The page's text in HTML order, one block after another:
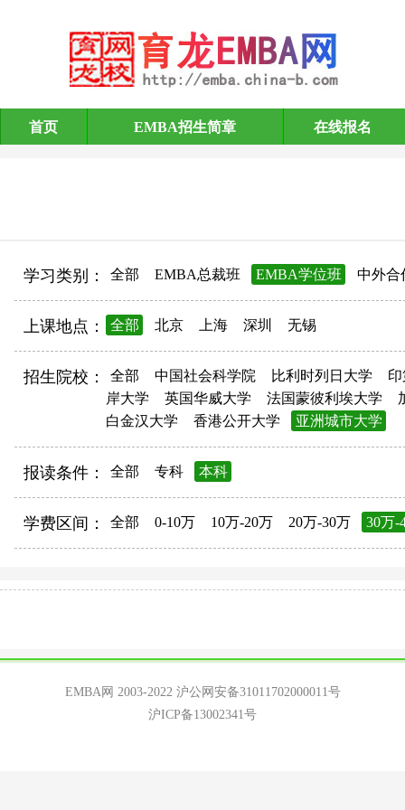
EMBA招生简章
首页 EMBA招生简章 在线报名
学习类别： 全部 EMBA总裁班 EMBA学位班 中外合
上课地点： 全部 北京 上海 深圳 无锡
招生院校： 全部 中国社会科学院 比利时列日大学
岸大学
英国华威大学 法国蒙彼利埃大学
白金汉大学
香港公开大学 亚洲城市大学
报读条件： 全部 专科 本科
学费区间： 全部 0-10万 10万-20万 20万-30万 30万-
EMBA网 2003-2022 沪公网安备31011702000011号
沪ICP备13002341号